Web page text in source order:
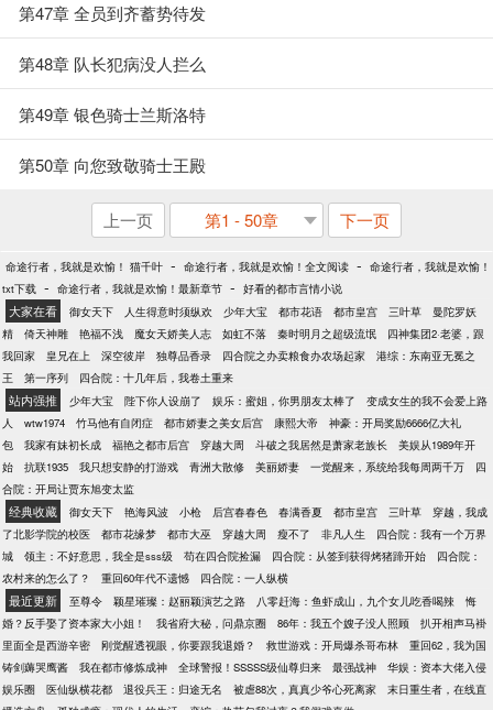
第47章 全员到齐蓄势待发
第48章 队长犯病没人拦么
第49章 银色骑士兰斯洛特
第50章 向您致敬骑士王殿
上一页 第1 - 50章 下一页
命途行者，我就是欢愉！ 猫千叶 - 命途行者，我就是欢愉！全文阅读 - 命途行者，我就是欢愉！
txt下载 - 命途行者，我就是欢愉！最新章节 - 好看的都市言情小说
大家在看 御女天下 人生得意时须纵欢 少年大宝 都市花语 都市皇宫 三叶草
曼陀罗妖
精
倚天神雕 艳福不浅 魔女天娇美人志 如虹不落 秦时明月之超级流氓
四神集团2·老婆，跟
我回家
皇兄在上 深空彼岸 独尊品香录 四合院之办卖粮食办农场起家
港综：东南亚无冕之
王
第一序列 四合院：十几年后，我卷土重来
站内强推 少年大宝 陛下你人设崩了 娱乐：蜜姐，你男朋友太棒了
变成女生的我不会爱上路
人
wtw1974 竹马他有自闭症 都市娇妻之美女后宫 康熙大帝
神豪：开局奖励6666亿大礼
包
我家有妹初长成 福艳之都市后宫 穿越大周 斗破之我居然是萧家老族长
美娱从1989年开
始
抗联1935 我只想安静的打游戏 青洲大散修 美丽娇妻 一觉醒来，系统给我每周两千万
四
合院：开局让贾东旭变太监
经典收藏 御女天下 艳海风波 小枪 后宫春春色 春满香夏 都市皇宫 三叶草
穿越，我成
了北影学院的校医
都市花缘梦 都市大巫 穿越大周 瘦不了 非凡人生
四合院：我有一个万界
城
领主：不好意思，我全是sss级 苟在四合院捡漏 四合院：从签到获得烤猪蹄开始
四合院：
农村来的怎么了？
重回60年代不遗憾 四合院：一人纵横
最近更新 至尊令 颖星璀璨：赵丽颖演艺之路 八零赶海：鱼虾成山，九个女儿吃香喝辣
悔
婚？反手娶了资本家大小姐！
我省府大秘，问鼎京圈 86年：我五个嫂子没人照顾
扒开相声马褂
里面全是西游辛密
刚觉醒透视眼，你要跟我退婚？ 救世游戏：开局爆杀哥布林
重回62，我为国
铸剑薅哭鹰酱
我在都市修炼成神 全球警报！SSSSS级仙尊归来 最强战神
华娱：资本大佬入侵
娱乐圈
医仙纵横花都 退役兵王：归途无名 被虐88次，真真少爷心死离家
末日重生者，在线直